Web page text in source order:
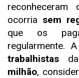
ocorria sem
que os
regularmente.
trabalhistas
milhão,